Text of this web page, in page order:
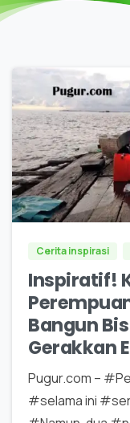
Cerita inspirasi
Inspiratif!
Bangun
Gerakkan
Pugur.com –
#selama ini